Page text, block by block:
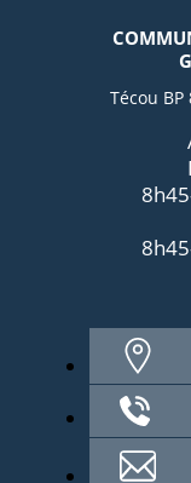
Técou BP